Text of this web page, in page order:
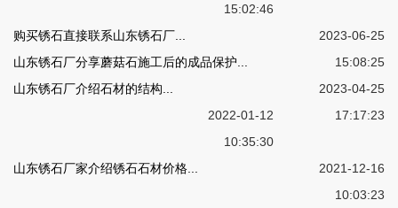
15:02:46
购买锈石直接联系山东锈石厂...
2023-06-25
15:08:25
山东锈石厂分享蘑菇石施工后的成品保护...
2023-04-25
17:17:23
山东锈石厂介绍石材的结构...
2022-01-12
10:35:30
山东锈石厂家介绍锈石石材价格...
2021-12-16
10:03:23